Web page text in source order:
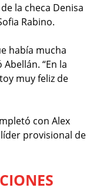
la checa Denisa
Rabino.
había mucha
“En la
muy feliz de
con Alex
provisional de